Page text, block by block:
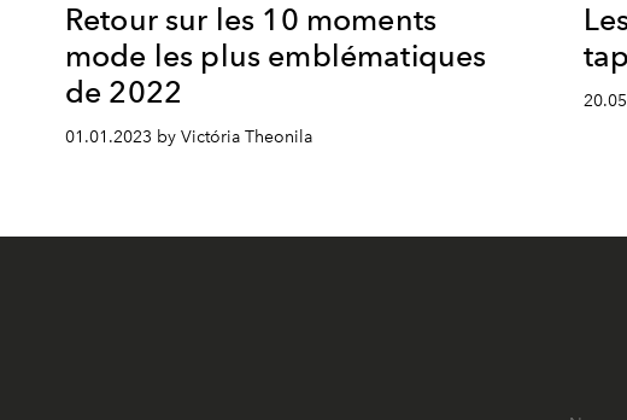
Retour sur les 10 moments
mode les plus emblématiques
de 2022
01.01.2023 by Victória Theonila